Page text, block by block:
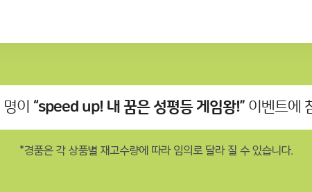
명이 “speed up! 내 꿈은 성평등 게임왕!” 이벤트에